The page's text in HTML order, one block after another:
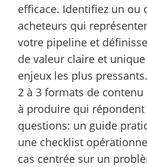
efficace. Identifiez un ou
acheteurs qui
votre pipeline et
de valeur claire et
enjeux les plus
2 à 3 formats de
à produire qui
questions: un guide
une checklist
cas centrée sur un